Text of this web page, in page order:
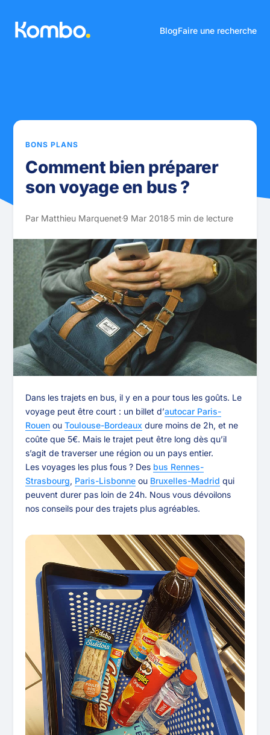
BlogFaire une recherche
BONS PLANS
Comment bien préparer
son voyage en bus ?
Par Matthieu Marquenet9 Mar 20185 min de lecture
Dans les trajets en bus, il y en a pour tous les goûts. Le
voyage peut être court : un billet d’autocar Paris-
Rouen ouToulouse-Bordeaux dure moins de 2h, et ne
coûte que 5€. Mais le trajet peut être long dès qu’il
s’agit de traverser une région ou un pays entier.
Les voyages les plus fous ? Des bus Rennes-
Strasbourg, Paris-Lisbonne ou Bruxelles-Madrid qui
peuvent durer pas loin de 24h. Nous vous dévoilons
nos conseils pour des trajets plus agréables.